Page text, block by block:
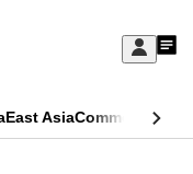
Sign
My
East AsiaCommentary